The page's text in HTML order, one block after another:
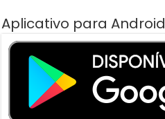
Aplicativo para Android